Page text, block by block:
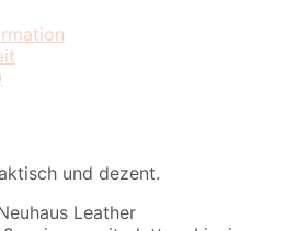
und dezent.
Leather